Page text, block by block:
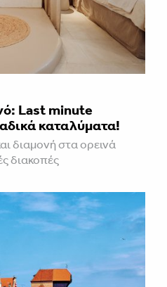
Last minute
καταλύματα!
διαμονή στα ορεινά
διακοπές